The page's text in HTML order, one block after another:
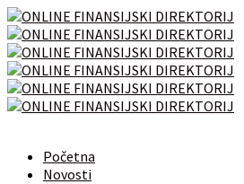
Početna
Novosti